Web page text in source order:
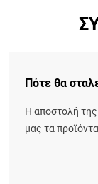
Πότε θα
Η αποστολή
μας τα